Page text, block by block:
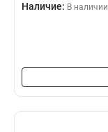
Наличие: В наличии